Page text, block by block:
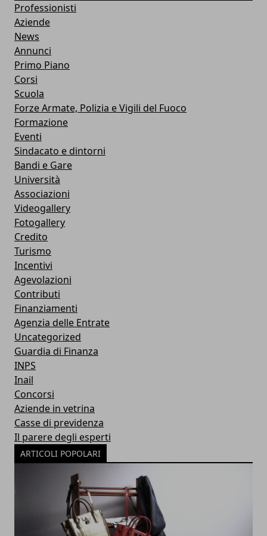
Professionisti
Aziende
News
Annunci
Primo Piano
Corsi
Scuola
Forze Armate, Polizia e Vigili del Fuoco
Formazione
Eventi
Sindacato e dintorni
Bandi e Gare
Università
Associazioni
Videogallery
Fotogallery
Credito
Turismo
Incentivi
Agevolazioni
Contributi
Finanziamenti
Agenzia delle Entrate
Uncategorized
Guardia di Finanza
INPS
Inail
Concorsi
Aziende in vetrina
Casse di previdenza
Il parere degli esperti
ARTICOLI POPOLARI